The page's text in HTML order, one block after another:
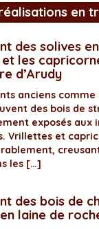
en
des solives
les
d’Arudy
anciens
des bois de
exposés aux
Vrillettes et
les […]
des bois de
laine de